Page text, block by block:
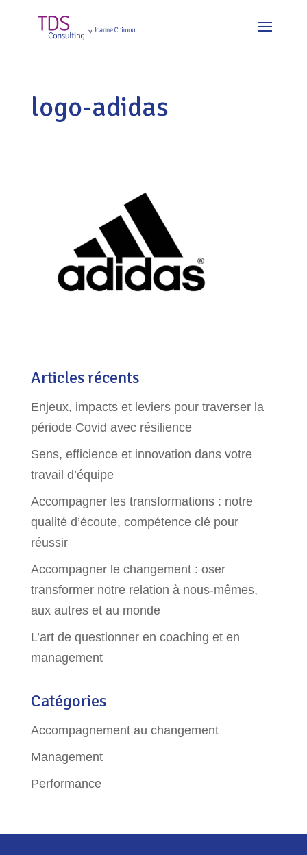
logo-adidas
Articles récents
Enjeux, impacts et leviers pour traverser la
période Covid avec résilience
Sens, efficience et innovation dans votre
travail d’équipe
Accompagner les transformations : notre
qualité d’écoute, compétence clé pour
réussir
Accompagner le changement : oser
transformer notre relation à nous-mêmes,
aux autres et au monde
L’art de questionner en coaching et en
management
Catégories
Accompagnement au changement
Management
Performance